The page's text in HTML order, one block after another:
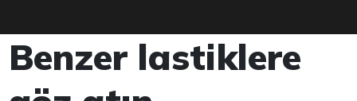
Benzer lastiklere